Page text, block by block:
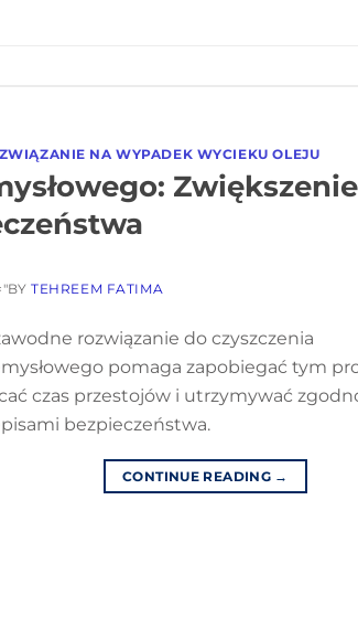
NA WYPADEK WYCIEKU OLEJU
Zwiększenie
TEHREEM FATIMA
rozwiązanie do czyszczenia
pomaga zapobiegać tym
czas przestojów i utrzymywać
bezpieczeństwa.
CONTINUE READING →